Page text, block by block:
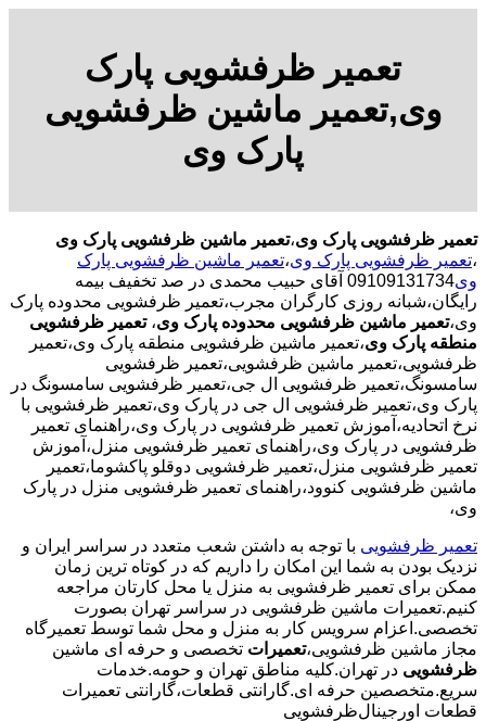
تعمیر ظرفشویی پارک
وی,تعمیر ماشین ظرفشویی
پارک وی
تعمیر ظرفشویی پارک وی،تعمیر ماشین ظرفشویی پارک وی
،تعمیر ظرفشویی پارک وی،تعمیر ماشین ظرفشویی پارک
وی
09109131734 آقای حبیب محمدی در صد تخفیف بیمه
رایگان،شبانه روزی کارگران مجرب،تعمیر ظرفشویی محدوده پارک
وی،تعمیر ماشین ظرفشویی محدوده پارک وی، تعمیر ظرفشویی
منطقه پارک وی،تعمیر ماشین ظرفشویی منطقه پارک وی،تعمیر
ظرفشویی،تعمیر ماشین ظرفشویی،تعمیر ظرفشویی
سامسونگ،تعمیر ظرفشویی ال جی،تعمیر ظرفشویی سامسونگ در
پارک وی،تعمیر ظرفشویی ال جی در پارک وی،تعمیر ظرفشویی با
نرخ اتحادیه،آموزش تعمیر ظرفشویی در پارک وی،راهنمای تعمیر
ظرفشویی در پارک وی،راهنمای تعمیر ظرفشویی منزل،آموزش
تعمیر ظرفشویی منزل،تعمیر ظرفشویی دوقلو پاکشوما،تعمیر
ماشین ظرفشویی کنوود،راهنمای تعمیر ظرفشویی منزل در پارک
وی،
تعمیر ظرفشویی با توجه به داشتن شعب متعدد در سراسر ایران و
نزدیک بودن به شما این امکان را داریم که در کوتاه ترین زمان
ممکن برای تعمیر ظرفشویی به منزل یا محل کارتان مراجعه
کنیم.تعمیرات ماشین ظرفشویی در سراسر تهران بصورت
تخصصی.اعزام سرویس کار به منزل و محل شما توسط تعمیرگاه
مجاز ماشین ظرفشویی،تعمیرات تخصصی و حرفه ای ماشین
ظرفشویی در تهران.کلیه مناطق تهران و حومه.خدمات
سریع.متخصصین حرفه ای.گارانتی قطعات،گارانتی تعمیرات
قطعات اورجینالظرفشویی